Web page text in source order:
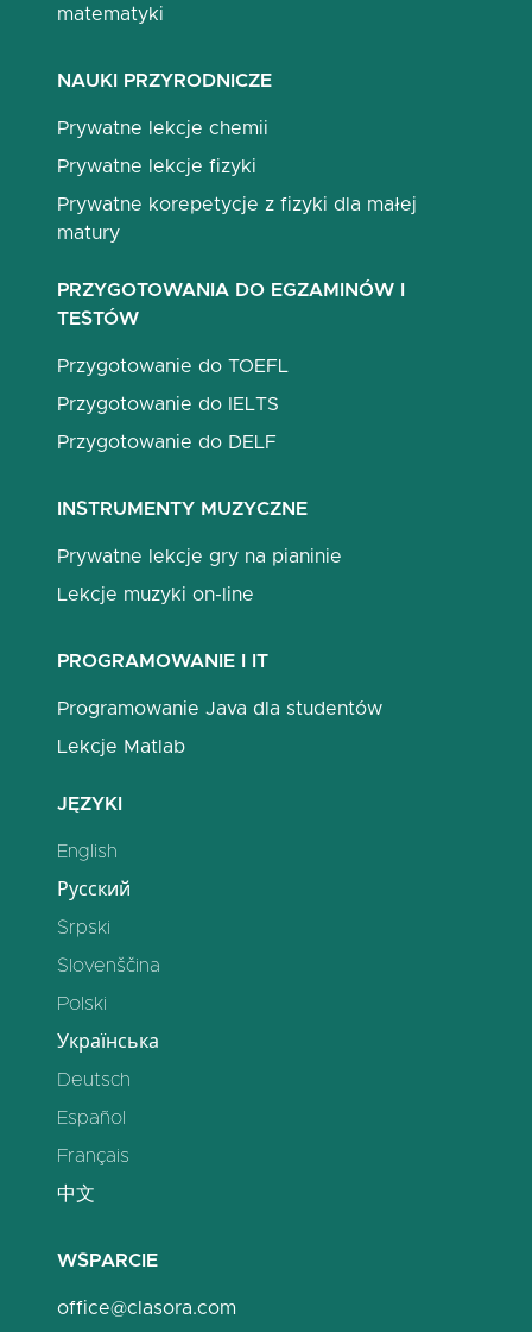
matematyki
NAUKI PRZYRODNICZE
Prywatne lekcje chemii
Prywatne lekcje fizyki
Prywatne korepetycje z fizyki dla małej
matury
PRZYGOTOWANIA DO EGZAMINÓW I
TESTÓW
Przygotowanie do TOEFL
Przygotowanie do IELTS
Przygotowanie do DELF
INSTRUMENTY MUZYCZNE
Prywatne lekcje gry na pianinie
Lekcje muzyki on-line
PROGRAMOWANIE I IT
Programowanie Java dla studentów
Lekcje Matlab
JĘZYKI
English
Русский
Srpski
Slovenščina
Polski
Українська
Deutsch
Español
Français
中文
WSPARCIE
office@clasora.com